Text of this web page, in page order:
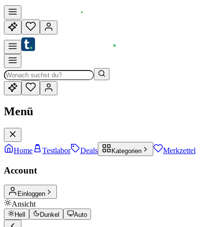
Menü
Home Testlabor Deals Kategorien Merkzettel
Account
Einloggen
Ansicht
Hell Dunkel Auto